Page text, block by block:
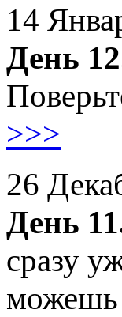
14
День
>>>
26
День
сразу
можешь